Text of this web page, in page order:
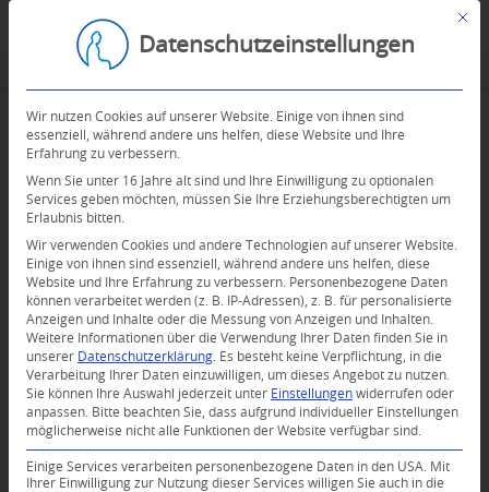
Mit
Datenschutzeinstellungen
Wir nutzen Cookies auf unserer Website. Einige von ihnen sind
essenziell, während andere uns helfen, diese Website und Ihre
Erfahrung zu verbessern.
Wenn Sie unter 16 Jahre alt sind und Ihre Einwilligung zu optionalen
Services geben möchten, müssen Sie Ihre Erziehungsberechtigten um
Erlaubnis bitten.
Wir verwenden Cookies und andere Technologien auf unserer Website.
Einige von ihnen sind essenziell, während andere uns helfen, diese
Website und Ihre Erfahrung zu verbessern.
Personenbezogene Daten
können verarbeitet werden (z. B. IP-Adressen), z. B. für personalisierte
Anzeigen und Inhalte oder die Messung von Anzeigen und Inhalten.
Weitere Informationen über die Verwendung Ihrer Daten finden Sie in
unserer Datenschutzerklärung
Es besteht keine Verpflichtung, in die
Verarbeitung Ihrer Daten einzuwilligen, um dieses Angebot zu nutzen.
Sie können Ihre Auswahl jederzeit unter Einstellungen widerrufen oder
anpassen.
Bitte beachten Sie, dass aufgrund individueller Einstellungen
möglicherweise nicht alle Funktionen der Website verfügbar sind.
Einige Services verarbeiten personenbezogene Daten in den USA. Mit
Ihrer Einwilligung zur Nutzung dieser Services willigen Sie auch in die